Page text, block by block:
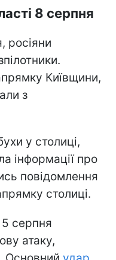
8 серпня
росіяни
Київщини,
з
у столиці,
інформації про
повідомлення
столиці.
5 серпня
атаку,